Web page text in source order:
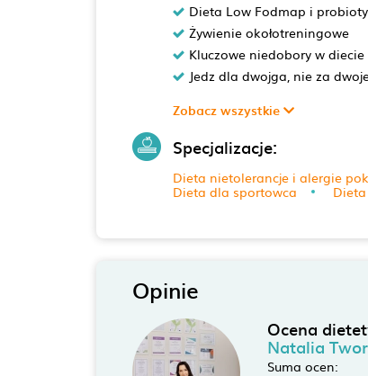
Dieta Low Fodmap i
Żywienie okołotreningowe
Kluczowe niedobory w
Jedz dla dwojga, nie za
Zobacz wszystkie
Specjalizacje:
Dieta nietolerancje i alergie
Dieta dla sportowca
Opinie
Ocena
Natalia
Suma ocen: